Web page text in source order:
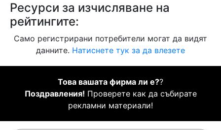
Ресурси за изчисляване на
рейтингите:
Само регистрирани потребители могат да видят
данните. Натиснете тук за да влезете
Това вашата фирма ли е??
Поздравления! Проверете как да събирате
рекламни материали!